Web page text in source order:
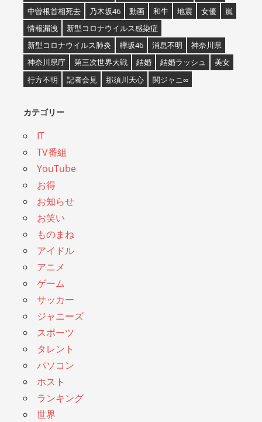
中曽根首相死去
乃木坂46 動画 和牛 地震 女優
嵐
情報漏洩
新型コロナウイルス感染症
新型コロナウイルス肺炎
欅坂46 消息不明
神奈川県
神奈川県庁
第三次世界大戦 結婚 結婚ラッシュ
美女
行方不明
記者会見 那須川天心 関ジャニ∞
カテゴリー
IT
TV番組
YouTube
お得
お知らせ
お笑い
ものまね
アイドル
アニメ
ゲーム
サッカー
ジャニーズ
スポーツ
タレント
パソコン
ホスト
ランキング
世界